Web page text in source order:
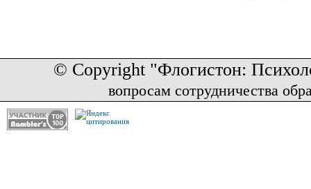
© Copyright "Флогистон:
вопросам сотрудничества